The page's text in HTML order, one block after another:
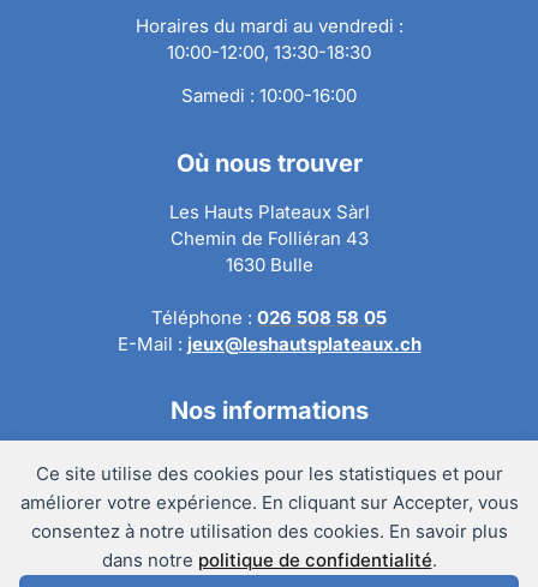
Ce site utilise des cookies pour les statistiques et pour
améliorer votre expérience. En cliquant sur Accepter, vous
consentez à notre utilisation des cookies. En savoir plus
dans notre politique de confidentialité.
Horaires du mardi au vendredi :
10:00-12:00, 13:30-18:30
Samedi : 10:00-16:00
Où nous trouver
Les Hauts Plateaux Sàrl
Chemin de Folliéran 43
1630 Bulle
Téléphone : 026 508 58 05
E-Mail : jeux@leshautsplateaux.ch
Nos informations
Politique de confidentialité
Politique de retour
Mentions légales